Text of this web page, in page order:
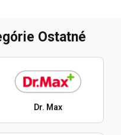
Ostatné
Dr. Max